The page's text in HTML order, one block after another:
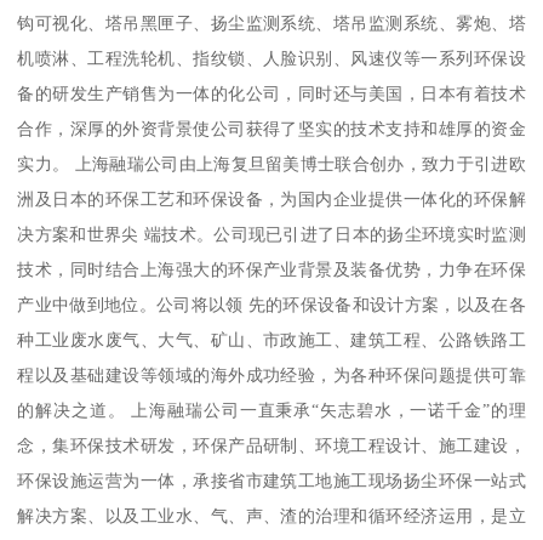
钩可视化、塔吊黑匣子、扬尘监测系统、塔吊监测系统、雾炮、塔
机喷淋、工程洗轮机、指纹锁、人脸识别、风速仪等一系列环保设
备的研发生产销售为一体的化公司，同时还与美国，日本有着技术
合作，深厚的外资背景使公司获得了坚实的技术支持和雄厚的资金
实力。 上海融瑞公司由上海复旦留美博士联合创办，致力于引进欧
洲及日本的环保工艺和环保设备，为国内企业提供一体化的环保解
决方案和世界尖 端技术。公司现已引进了日本的扬尘环境实时监测
技术，同时结合上海强大的环保产业背景及装备优势，力争在环保
产业中做到地位。公司将以领 先的环保设备和设计方案，以及在各
种工业废水废气、大气、矿山、市政施工、建筑工程、公路铁路工
程以及基础建设等领域的海外成功经验，为各种环保问题提供可靠
的解决之道。 上海融瑞公司一直秉承“矢志碧水，一诺千金”的理
念，集环保技术研发，环保产品研制、环境工程设计、施工建设，
环保设施运营为一体，承接省市建筑工地施工现场扬尘环保一站式
解决方案、以及工业水、气、声、渣的治理和循环经济运用，是立